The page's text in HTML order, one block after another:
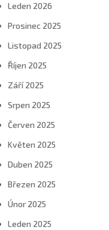
Leden 2026
Prosinec 2025
Listopad 2025
Říjen 2025
Září 2025
Srpen 2025
Červen 2025
Květen 2025
Duben 2025
Březen 2025
Únor 2025
Leden 2025